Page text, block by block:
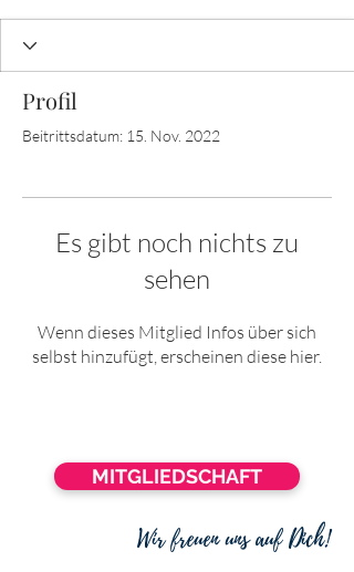
Profil
Beitrittsdatum: 15. Nov. 2022
Es gibt noch nichts zu
sehen
Wenn dieses Mitglied Infos über sich
selbst hinzufügt, erscheinen diese hier.
MITGLIEDSCHAFT
Wir freuen uns auf Dich!